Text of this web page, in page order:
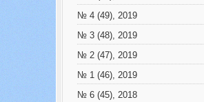
№ 4 (49), 2019
№ 3 (48), 2019
№ 2 (47), 2019
№ 1 (46), 2019
№ 6 (45), 2018